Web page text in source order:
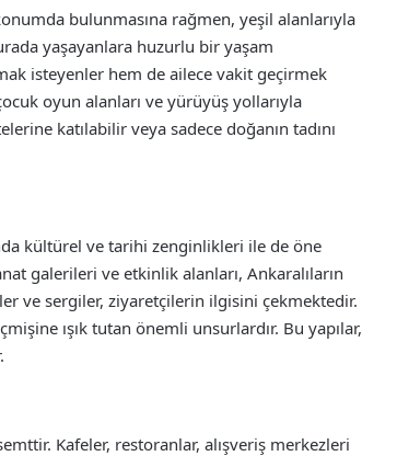
bulunmasına rağmen, yeşil alanlarıyla
yaşayanlara huzurlu bir yaşam
isteyenler hem de ailece vakit geçirmek
oyun alanları ve yürüyüş yollarıyla
katılabilir veya sadece doğanın tadını
kültürel ve tarihi zenginlikleri ile de öne
galerileri ve etkinlik alanları, Ankaralıların
ve sergiler, ziyaretçilerin ilgisini çekmektedir.
ışık tutan önemli unsurlardır. Bu yapılar,
Kafeler, restoranlar, alışveriş merkezleri